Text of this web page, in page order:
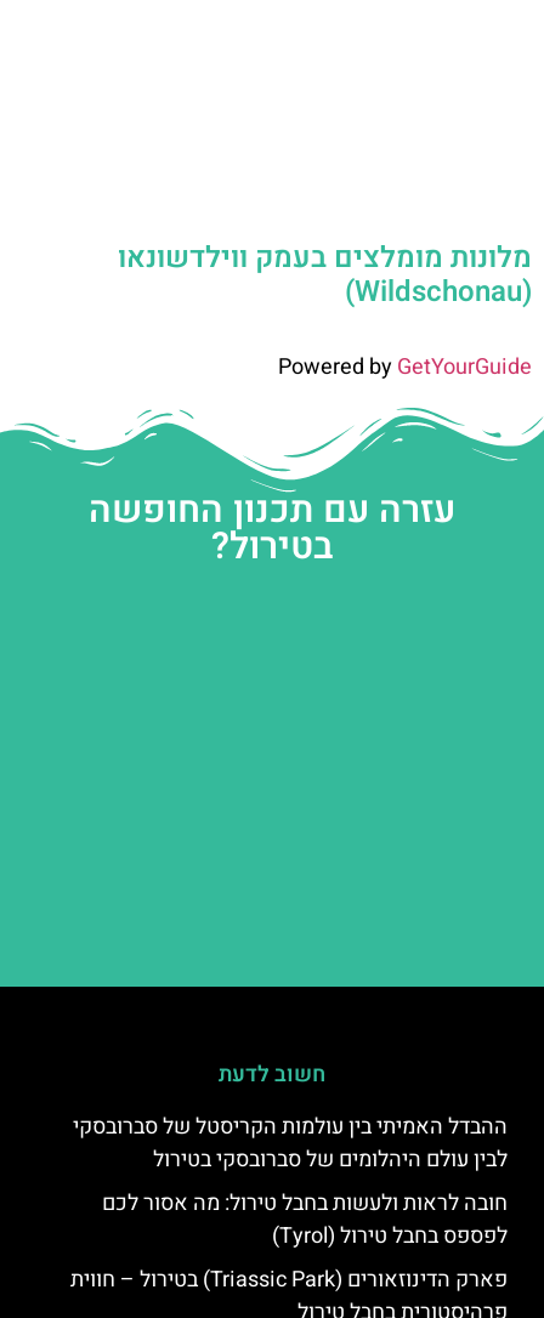
מלונות מומלצים בעמק ווילדשונאו
(Wildschonau)
Powered byGetYourGuide
עזרה עם תכנון החופשה
בטירול?
חשוב לדעת
ההבדל האמיתי בין עולמות הקריסטל של סברובסקי
לבין עולם היהלומים של סברובסקי בטירול
חובה לראות ולעשות בחבל טירול: מה אסור לכם
לפספס בחבל טירול (Tyrol)
פארק הדינוזאורים (Triassic Park) בטירול – חווית